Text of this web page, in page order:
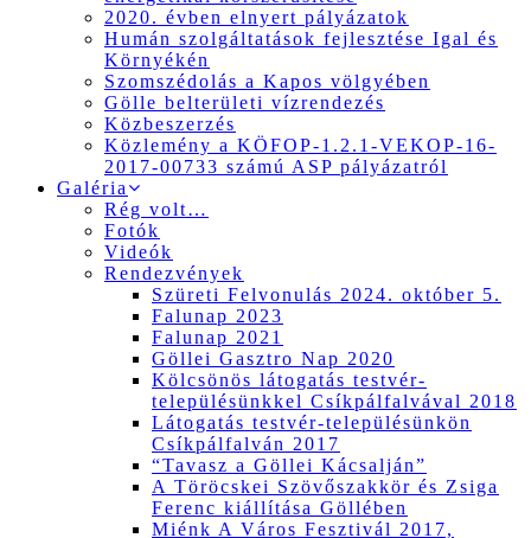
2020. évben elnyert pályázatok
Humán szolgáltatások fejlesztése Igal és
Környékén
Szomszédolás a Kapos völgyében
Gölle belterületi vízrendezés
Közbeszerzés
Közlemény a KÖFOP-1.2.1-VEKOP-16-
2017-00733 számú ASP pályázatról
Galéria
Rég volt…
Fotók
Videók
Rendezvények
Szüreti Felvonulás 2024. október 5.
Falunap 2023
Falunap 2021
Göllei Gasztro Nap 2020
Kölcsönös látogatás testvér-
településünkkel Csíkpálfalvával 2018
Látogatás testvér-településünkön
Csíkpálfalván 2017
“Tavasz a Göllei Kácsalján”
A Töröcskei Szövőszakkör és Zsiga
Ferenc kiállítása Göllében
Miénk A Város Fesztivál 2017,